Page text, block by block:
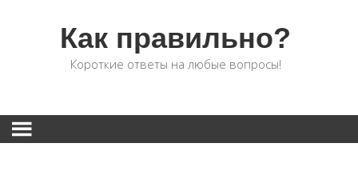
Как правильно?
Короткие ответы на любые вопросы!